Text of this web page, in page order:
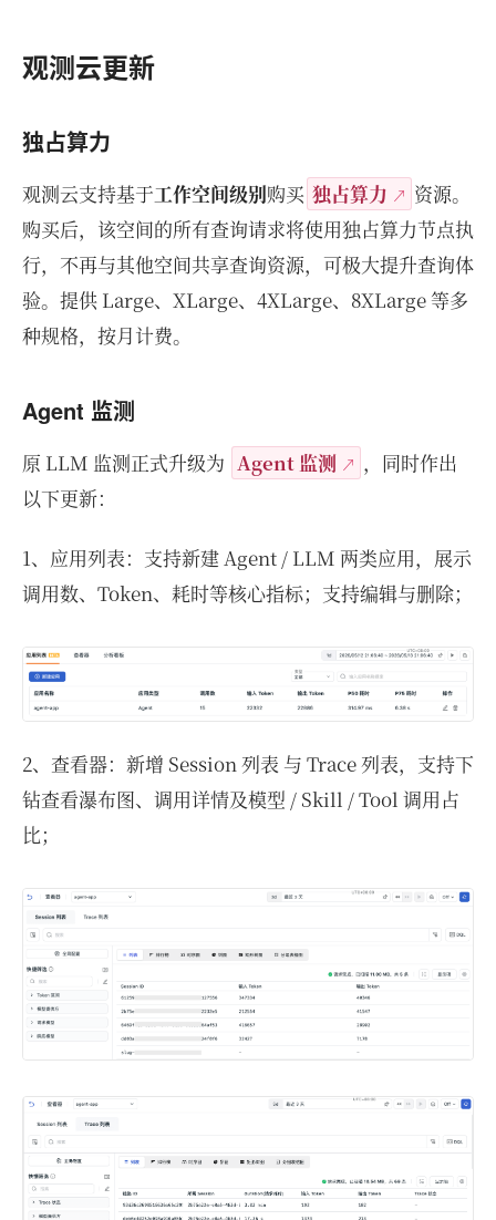
观测云更新
独占算力
观测云支持基于工作空间级别购买 独占算力
资源。
购买后，该空间的所有查询请求将使用独占算力节点执
行，不再与其他空间共享查询资源，可极大提升查询体
验。提供 Large、XLarge、4XLarge、8XLarge 等多
种规格，按月计费。
Agent 监测
原 LLM 监测正式升级为 Agent 监测
，同时作出
以下更新：
1、应用列表：支持新建 Agent / LLM 两类应用，展示
调用数、Token、耗时等核心指标；支持编辑与删除；
2、查看器：新增 Session 列表 与 Trace 列表，支持下
钻查看瀑布图、调用详情及模型 / Skill / Tool 调用占
比；